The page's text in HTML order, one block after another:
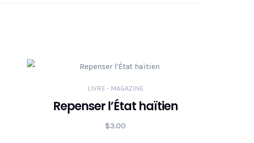
LIVRE - MAGAZINE
Repenser l’État haïtien
$3.00